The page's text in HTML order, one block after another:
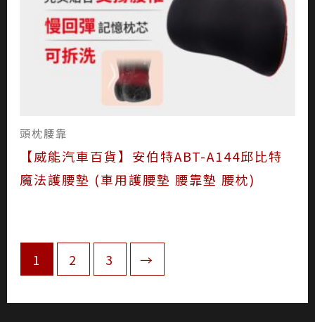
頭枕腰靠
【威能汽車百貨】安伯特ABT-A144邱比特
魔法護腰墊 (車用護腰墊 腰靠墊 腰枕)
1 2 3 →